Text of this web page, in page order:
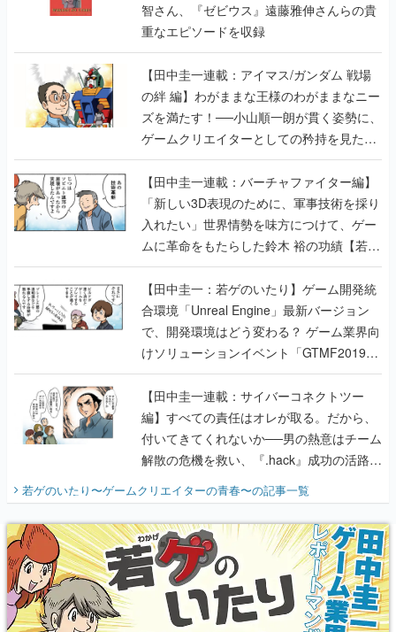
智さん、『ゼビウス』遠藤雅伸さんらの貴
重なエピソードを収録
【田中圭一連載：アイマス/ガンダム 戦場
の絆 編】わがままな王様のわがままなニー
ズを満たす！──小山順一朗が貫く姿勢に、
ゲームクリエイターとしての矜持を見た
【若ゲのいたり最終回】
【田中圭一連載：バーチャファイター編】
「新しい3D表現のために、軍事技術を採り
入れたい」世界情勢を味方につけて、ゲー
ムに革命をもたらした鈴木 裕の功績【若ゲ
のいたり】
【田中圭一：若ゲのいたり】ゲーム開発統
合環境「Unreal Engine」最新バージョン
で、開発環境はどう変わる？ ゲーム業界向
けソリューションイベント「GTMF2019」
に行って、より理解を深めよう【PR】
【田中圭一連載：サイバーコネクトツー
編】すべての責任はオレが取る。だから、
付いてきてくれないか──男の熱意はチーム
解散の危機を救い、『.hack』成功の活路を
『少年ジャンプ』色だった【若ゲのいた
り】
若ゲのいたり〜ゲームクリエイターの青春〜の記事一覧